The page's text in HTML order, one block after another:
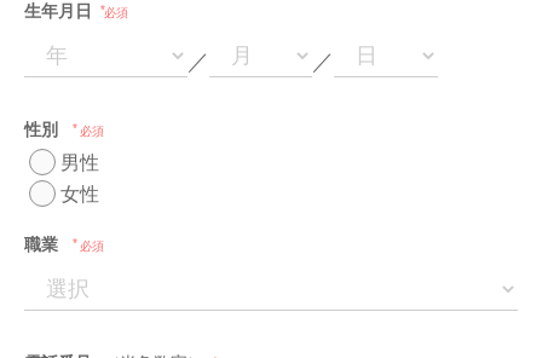
生年月日 必須
／ ／
性別 必須
男性
女性
職業 必須